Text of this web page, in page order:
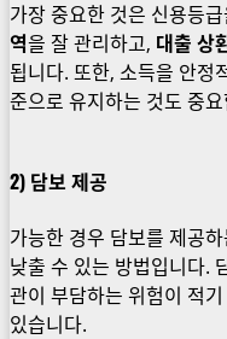
가장 중요한 것은 신용등
역을 잘 관리하고, 대출 상
됩니다. 또한, 소득을 안정
준으로 유지하는 것도 중
2) 담보 제공
가능한 경우 담보를 제공
낮출 수 있는 방법입니다.
관이 부담하는 위험이 적
있습니다.